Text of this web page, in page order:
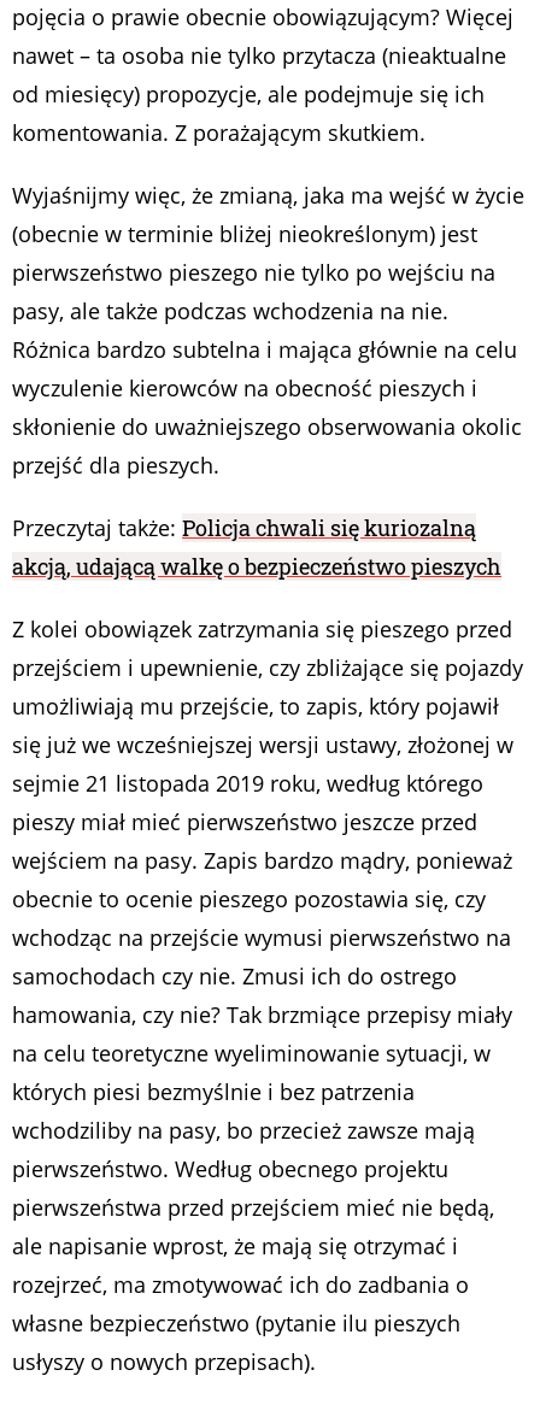
pojęcia o prawie obecnie obowiązującym? Więcej
nawet – ta osoba nie tylko przytacza (nieaktualne
od miesięcy) propozycje, ale podejmuje się ich
komentowania. Z porażającym skutkiem.
Wyjaśnijmy więc, że zmianą, jaka ma wejść w życie
(obecnie w terminie bliżej nieokreślonym) jest
pierwszeństwo pieszego nie tylko po wejściu na
pasy, ale także podczas wchodzenia na nie.
Różnica bardzo subtelna i mająca głównie na celu
wyczulenie kierowców na obecność pieszych i
skłonienie do uważniejszego obserwowania okolic
przejść dla pieszych.
Przeczytaj także: Policja chwali się kuriozalną
akcją, udającą walkę o bezpieczeństwo pieszych
Z kolei obowiązek zatrzymania się pieszego przed
przejściem i upewnienie, czy zbliżające się pojazdy
umożliwiają mu przejście, to zapis, który pojawił
się już we wcześniejszej wersji ustawy, złożonej w
sejmie 21 listopada 2019 roku, według którego
pieszy miał mieć pierwszeństwo jeszcze przed
wejściem na pasy. Zapis bardzo mądry, ponieważ
obecnie to ocenie pieszego pozostawia się, czy
wchodząc na przejście wymusi pierwszeństwo na
samochodach czy nie. Zmusi ich do ostrego
hamowania, czy nie? Tak brzmiące przepisy miały
na celu teoretyczne wyeliminowanie sytuacji, w
których piesi bezmyślnie i bez patrzenia
wchodziliby na pasy, bo przecież zawsze mają
pierwszeństwo. Według obecnego projektu
pierwszeństwa przed przejściem mieć nie będą,
ale napisanie wprost, że mają się otrzymać i
rozejrzeć, ma zmotywować ich do zadbania o
własne bezpieczeństwo (pytanie ilu pieszych
usłyszy o nowych przepisach).